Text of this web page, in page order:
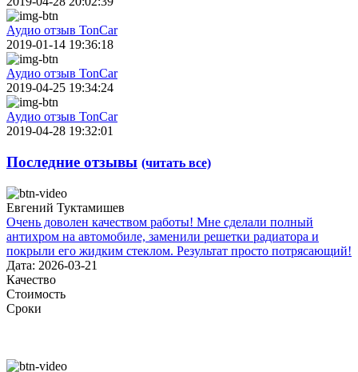
Аудио отзыв TonCar
2019-01-14 19:36:18
Аудио отзыв TonCar
2019-04-25 19:34:24
Аудио отзыв TonCar
2019-04-28 19:32:01
Последние отзывы (читать все)
Евгений Туктамишев
Очень доволен качеством работы! Мне сделали полный
антихром на автомобиле, заменили решетки радиатора и
покрыли его жидким стеклом. Результат просто потрясающий!
Дата: 2026-03-21
Качество
Стоимость
Сроки